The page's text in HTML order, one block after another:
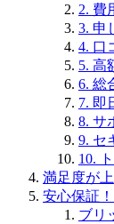
2. 費
3. 申
4. 口
5. 高
6. 総
7. 即
8. サ
9. セ
10.
満足度が
安心保証
ブリ